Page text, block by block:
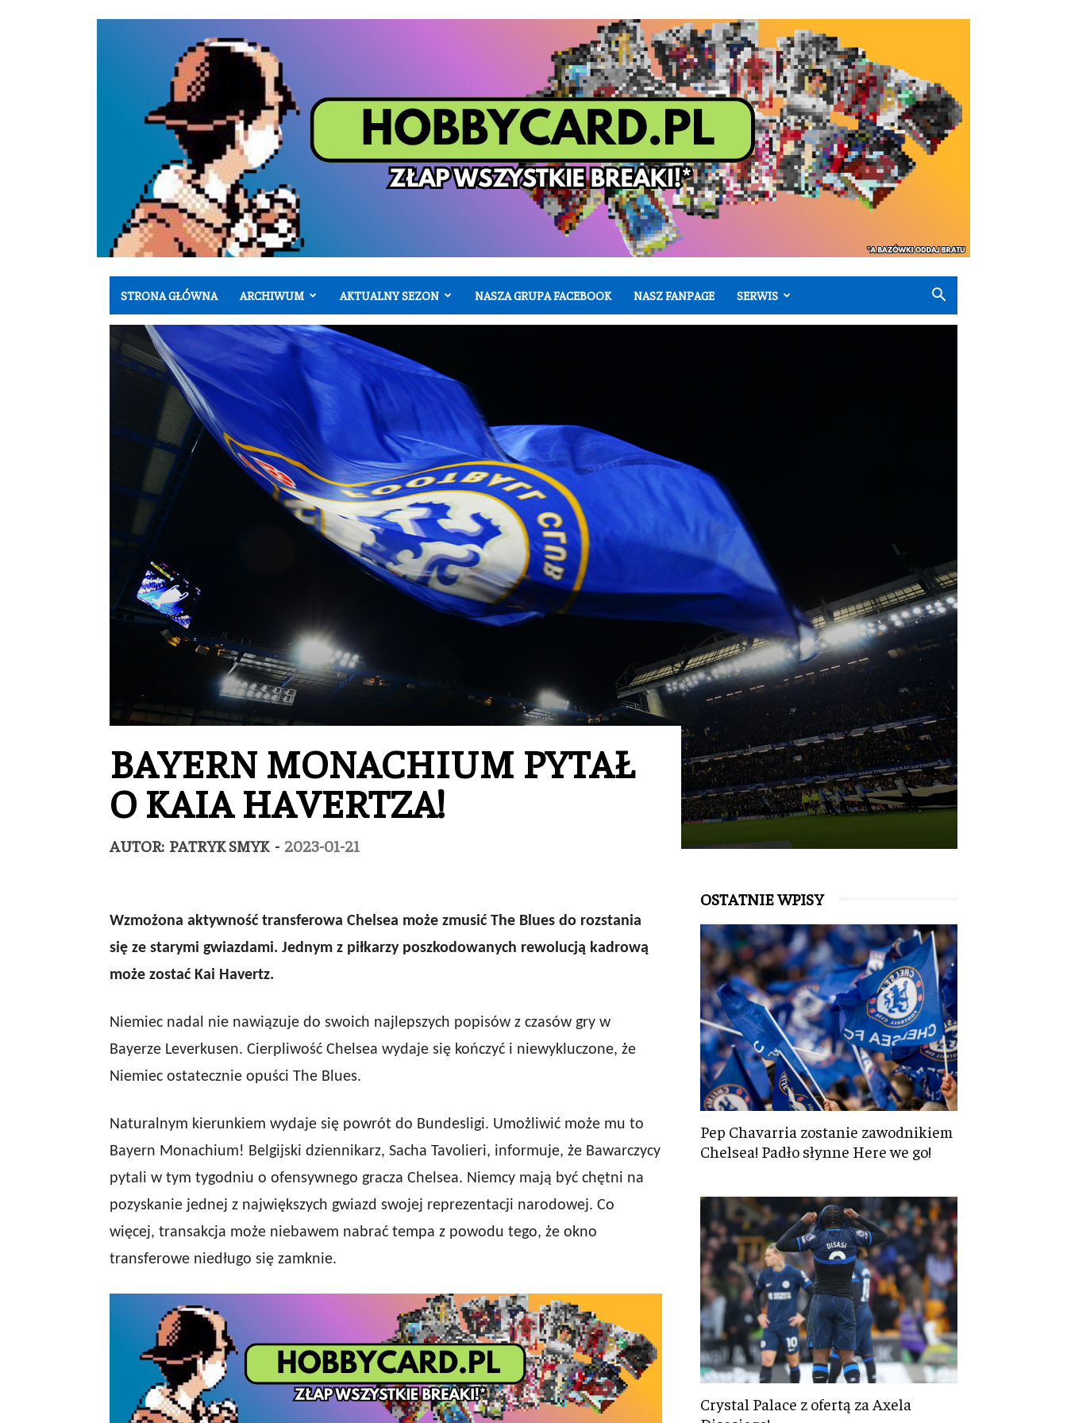
STRONA GŁÓWNA ARCHIWUM AKTUALNY SEZON NASZA GRUPA FACEBOOK NASZ FANPAGE SERWIS
BAYERN MONACHIUM PYTAŁ
O KAIA HAVERTZA!
AUTOR: PATRYK SMYK - 2023-01-21
Wzmożona aktywność transferowa Chelsea może zmusić The Blues do rozstania
się ze starymi gwiazdami. Jednym z piłkarzy poszkodowanych rewolucją kadrową
może zostać Kai Havertz.
Niemiec nadal nie nawiązuje do swoich najlepszych popisów z czasów gry w
Bayerze Leverkusen. Cierpliwość Chelsea wydaje się kończyć i niewykluczone, że
Niemiec ostatecznie opuści The Blues.
Naturalnym kierunkiem wydaje się powrót do Bundesligi. Umożliwić może mu to
Bayern Monachium! Belgijski dziennikarz, Sacha Tavolieri, informuje, że Bawarczycy
pytali w tym tygodniu o ofensywnego gracza Chelsea. Niemcy mają być chętni na
pozyskanie jednej z największych gwiazd swojej reprezentacji narodowej. Co
więcej, transakcja może niebawem nabrać tempa z powodu tego, że okno
transferowe niedługo się zamknie.
OSTATNIE WPISY
Pep Chavarria zostanie zawodnikiem
Chelsea! Padło słynne Here we go!
Crystal Palace z ofertą za Axela